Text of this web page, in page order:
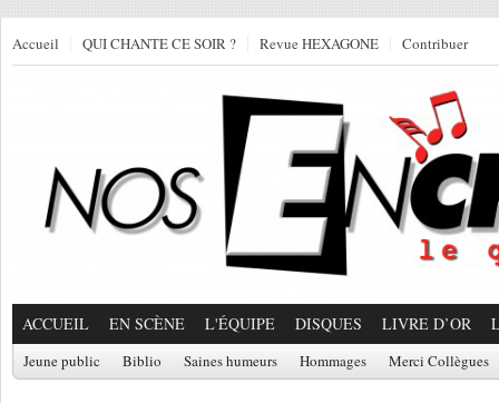
Accueil QUI CHANTE CE SOIR ? Revue HEXAGONE Contribuer
ACCUEIL EN SCÈNE L'ÉQUIPE DISQUES LIVRE D’OR
Jeune public Biblio Saines humeurs Hommages Merci Collègues